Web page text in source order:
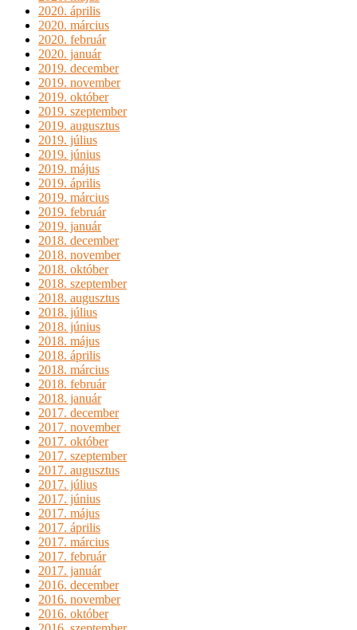
2020. április
2020. március
2020. február
2020. január
2019. december
2019. november
2019. október
2019. szeptember
2019. augusztus
2019. július
2019. június
2019. május
2019. április
2019. március
2019. február
2019. január
2018. december
2018. november
2018. október
2018. szeptember
2018. augusztus
2018. július
2018. június
2018. május
2018. április
2018. március
2018. február
2018. január
2017. december
2017. november
2017. október
2017. szeptember
2017. augusztus
2017. július
2017. június
2017. május
2017. április
2017. március
2017. február
2017. január
2016. december
2016. november
2016. október